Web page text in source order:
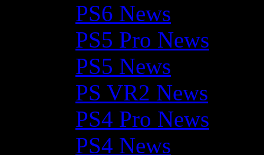
PS6 News
PS5 Pro News
PS5 News
PS VR2 News
PS4 Pro News
PS4 News